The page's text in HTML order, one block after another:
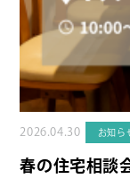
2026.04.30 お知ら
春の住宅相